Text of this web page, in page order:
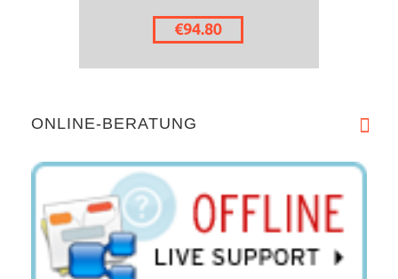
ONLINE-BERATUNG